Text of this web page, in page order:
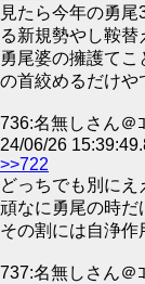
見たら今年の勇
る新規勢やし鞍
勇尾婆の擁護て
の首絞めるだけや
736:名無しさん＠ｺ
24/06/26
>>722
どっちでも別に
頑なに勇尾の時
その割には自浄作
737:名無しさん＠ｺ